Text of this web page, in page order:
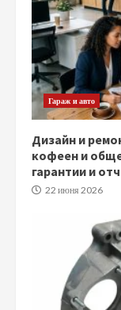
Гараж и авто
Дизайн и
кофеен и
гарантии и
22 июня 2026